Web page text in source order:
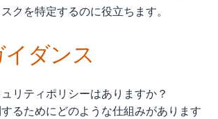
クを特定するのに役立ちます。
ダンス
リティポリシーはありますか？
るためにどのような仕組みがあります